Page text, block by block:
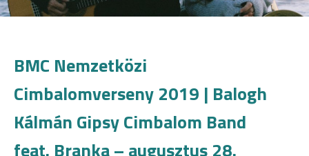
BMC Nemzetközi
Cimbalomverseny 2019 | Balogh
Kálmán Gipsy Cimbalom Band
feat. Branka – augusztus 28.